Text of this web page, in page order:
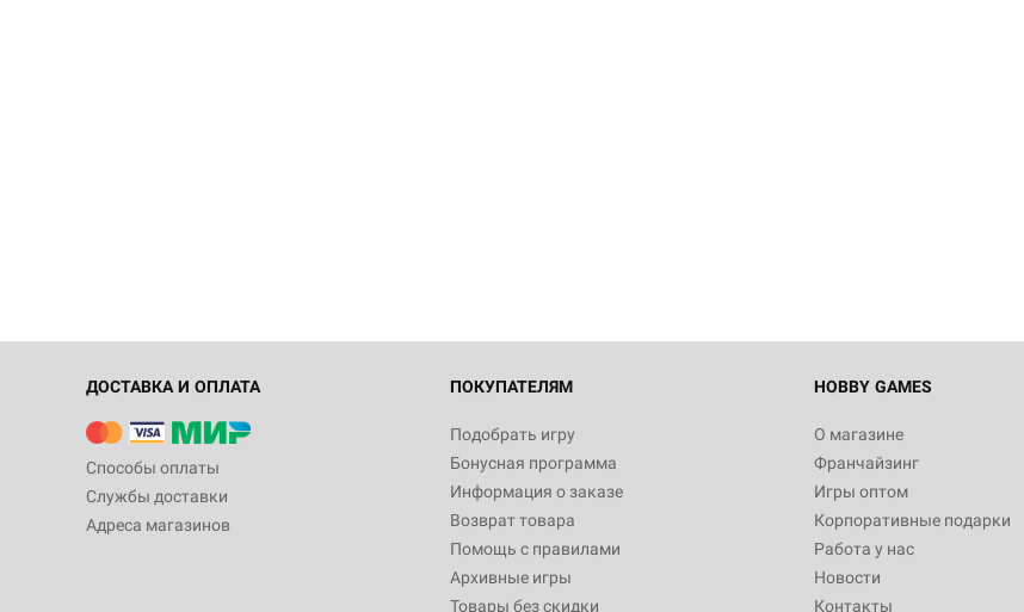
ДОСТАВКА И ОПЛАТА
Способы оплаты
Службы доставки
Адреса магазинов
ПОКУПАТЕЛЯМ
Подобрать игру
Бонусная программа
Информация о заказе
Возврат товара
Помощь с правилами
Архивные игры
Товары без скидки
HOBBY GAMES
О магазине
Франчайзинг
Игры оптом
Корпоративные подарки
Работа у нас
Новости
Контакты